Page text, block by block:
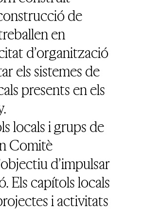
de
en
d’organització
els sistemes de
presents en els
locals i grups de
Comitè
d’impulsar
Els capítols locals
i activitats